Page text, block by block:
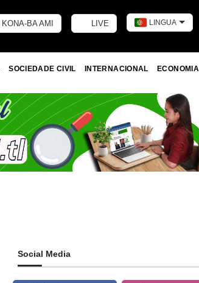
KONA-BA AMI LIVE LINGUA
SOCIEDADE CIVIL INTERNACIONAL ECONOMIA
Social Media